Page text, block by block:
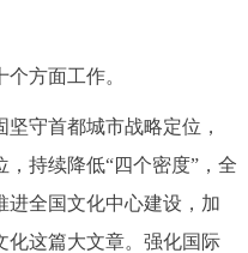
方面工作。
守首都城市战略定位，
持续降低“四个密度”，全
进全国文化中心建设，加
化这篇大文章。强化国际